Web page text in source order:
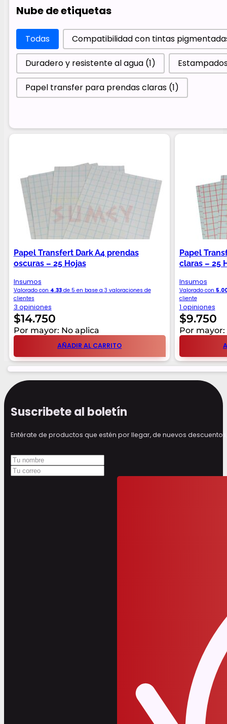
Nube de etiquetas
Nube de etiquetas
Todas Compatibilidad con tintas
Duradero y resistente al agua (1)
Papel transfer para prendas claras (1)
Papel Transfert Dark A4 prendas
oscuras – 25 Hojas
Insumos
Valorado con 4.33de 5 en base a 3 valoraciones de
clientes
3 opiniones
$14.750
Por mayor: No aplica
AÑADIR AL CARRITO
Papel
claras – 25
Insumos
Valorado con
cliente
1 opiniones
$9.750
Por mayor:
Suscribete al boletín
Entérate de productos que estén por llegar, de nuevos